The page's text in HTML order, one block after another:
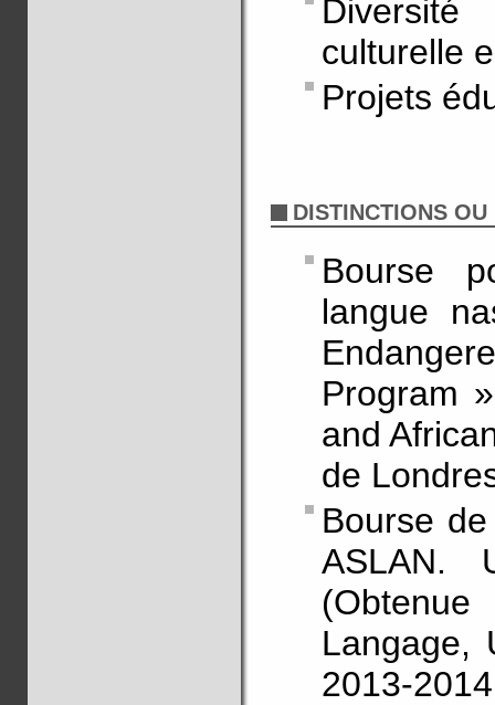
culturelle
Projets
DISTINCTIONS
Bourse
langue
Program
and
de
Bourse
ASLAN.
Langage,
2013-